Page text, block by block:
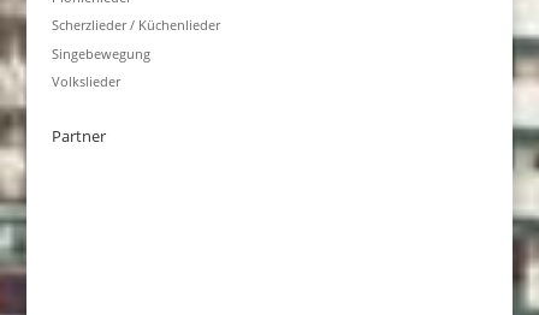
Scherzlieder / Küchenlieder
Singebewegung
Volkslieder
Partner